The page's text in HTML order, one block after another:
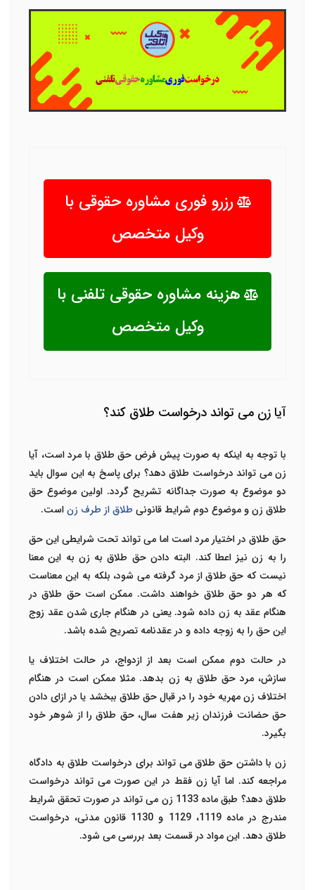
رزرو فوری مشاوره حقوقی با
وکیل متخصص
هزینه مشاوره حقوقی تلفنی با
وکیل متخصص
آیا زن می تواند درخواست طلاق کند؟
با توجه به اینکه به صورت پیش فرض حق طلاق با مرد است، آیا
زن می تواند درخواست طلاق دهد؟ برای پاسخ به این سوال باید
دو موضوع به صورت جداگانه تشریح گردد. اولین موضوع حق
طلاق زن و موضوع دوم شرایط قانونی طلاق از طرف زناست.
حق طلاق در اختیار مرد است اما می تواند تحت شرایطی این حق
را به زن نیز اعطا کند. البته دادن حق طلاق به زن به این معنا
نیست که حق طلاق از مرد گرفته می شود، بلکه به این معناست
که هر دو حق طلاق خواهند داشت. ممکن است حق طلاق در
هنگام عقد به زن داده شود. یعنی در هنگام جاری شدن عقد زوج
این حق را به زوجه داده و در عقدنامه تصریح شده باشد.
در حالت دوم ممکن است بعد از ازدواج، در حالت اختلاف یا
سازش، مرد حق طلاق به زن بدهد. مثلا ممکن است در هنگام
اختلاف زن مهریه خود را در قبال حق طلاق ببخشد یا در ازای دادن
حق حضانت فرزندان زیر هفت سال، حق طلاق را از شوهر خود
بگیرد.
زن با داشتن حق طلاق می تواند برای درخواست طلاق به دادگاه
مراجعه کند. اما آیا زن فقط در این صورت می تواند درخواست
طلاق دهد؟ طبق ماده 1133 زن می تواند در صورت تحقق شرایط
مندرج در ماده 1119، 1129 و 1130 قانون مدنی، درخواست
طلاق دهد. این مواد در قسمت بعد بررسی می شود.